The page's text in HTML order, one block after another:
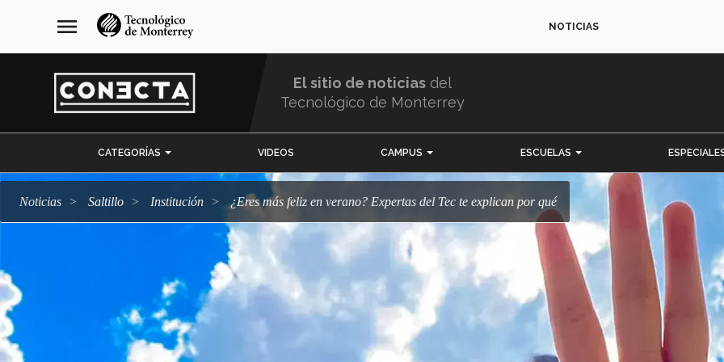
navegación
principal
menu NOTICIAS
El sitio de noticias del
Tecnológico de Monterrey
CATEGORÍAS VIDEOS CAMPUS ESCUELAS
Noticias Saltillo Institución ¿Eres más feliz en verano? Expertas del Tec te explican por qué